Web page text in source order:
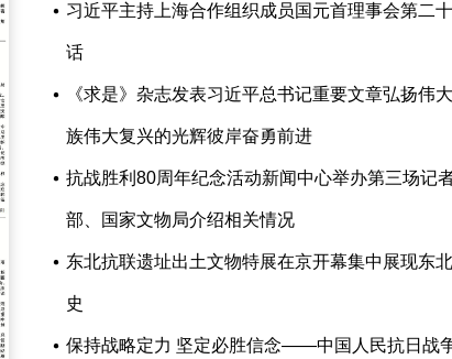
习近平主持上海合作组织成员国元首理事会第二
话
《求是》杂志发表习近平总书记重要文章弘扬伟
族伟大复兴的光辉彼岸奋勇前进
抗战胜利80周年纪念活动新闻中心举办第三场记
部、国家文物局介绍相关情况
东北抗联遗址出土文物特展在京开幕集中展现东
史
保持战略定力 坚定必胜信念——中国人民抗日战